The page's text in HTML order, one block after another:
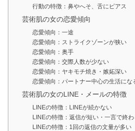
行動の特徴：鼻やへそ、舌にピアス
芸術肌の女の恋愛傾向
恋愛傾向：一途
恋愛傾向：ストライクゾーンが狭い
恋愛傾向：奥手
恋愛傾向：交際人数が少ない
恋愛傾向：ヤキモチ焼き・嫉妬深い
恋愛傾向：パートナー中心の生活にな
芸術肌の女のLINE・メールの特徴
LINEの特徴：LINEが続かない
LINEの特徴：返信が短い・一言で終
LINEの特徴：1回の返信の文量が多い